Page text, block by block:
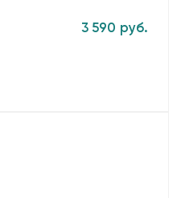
3 590 руб.